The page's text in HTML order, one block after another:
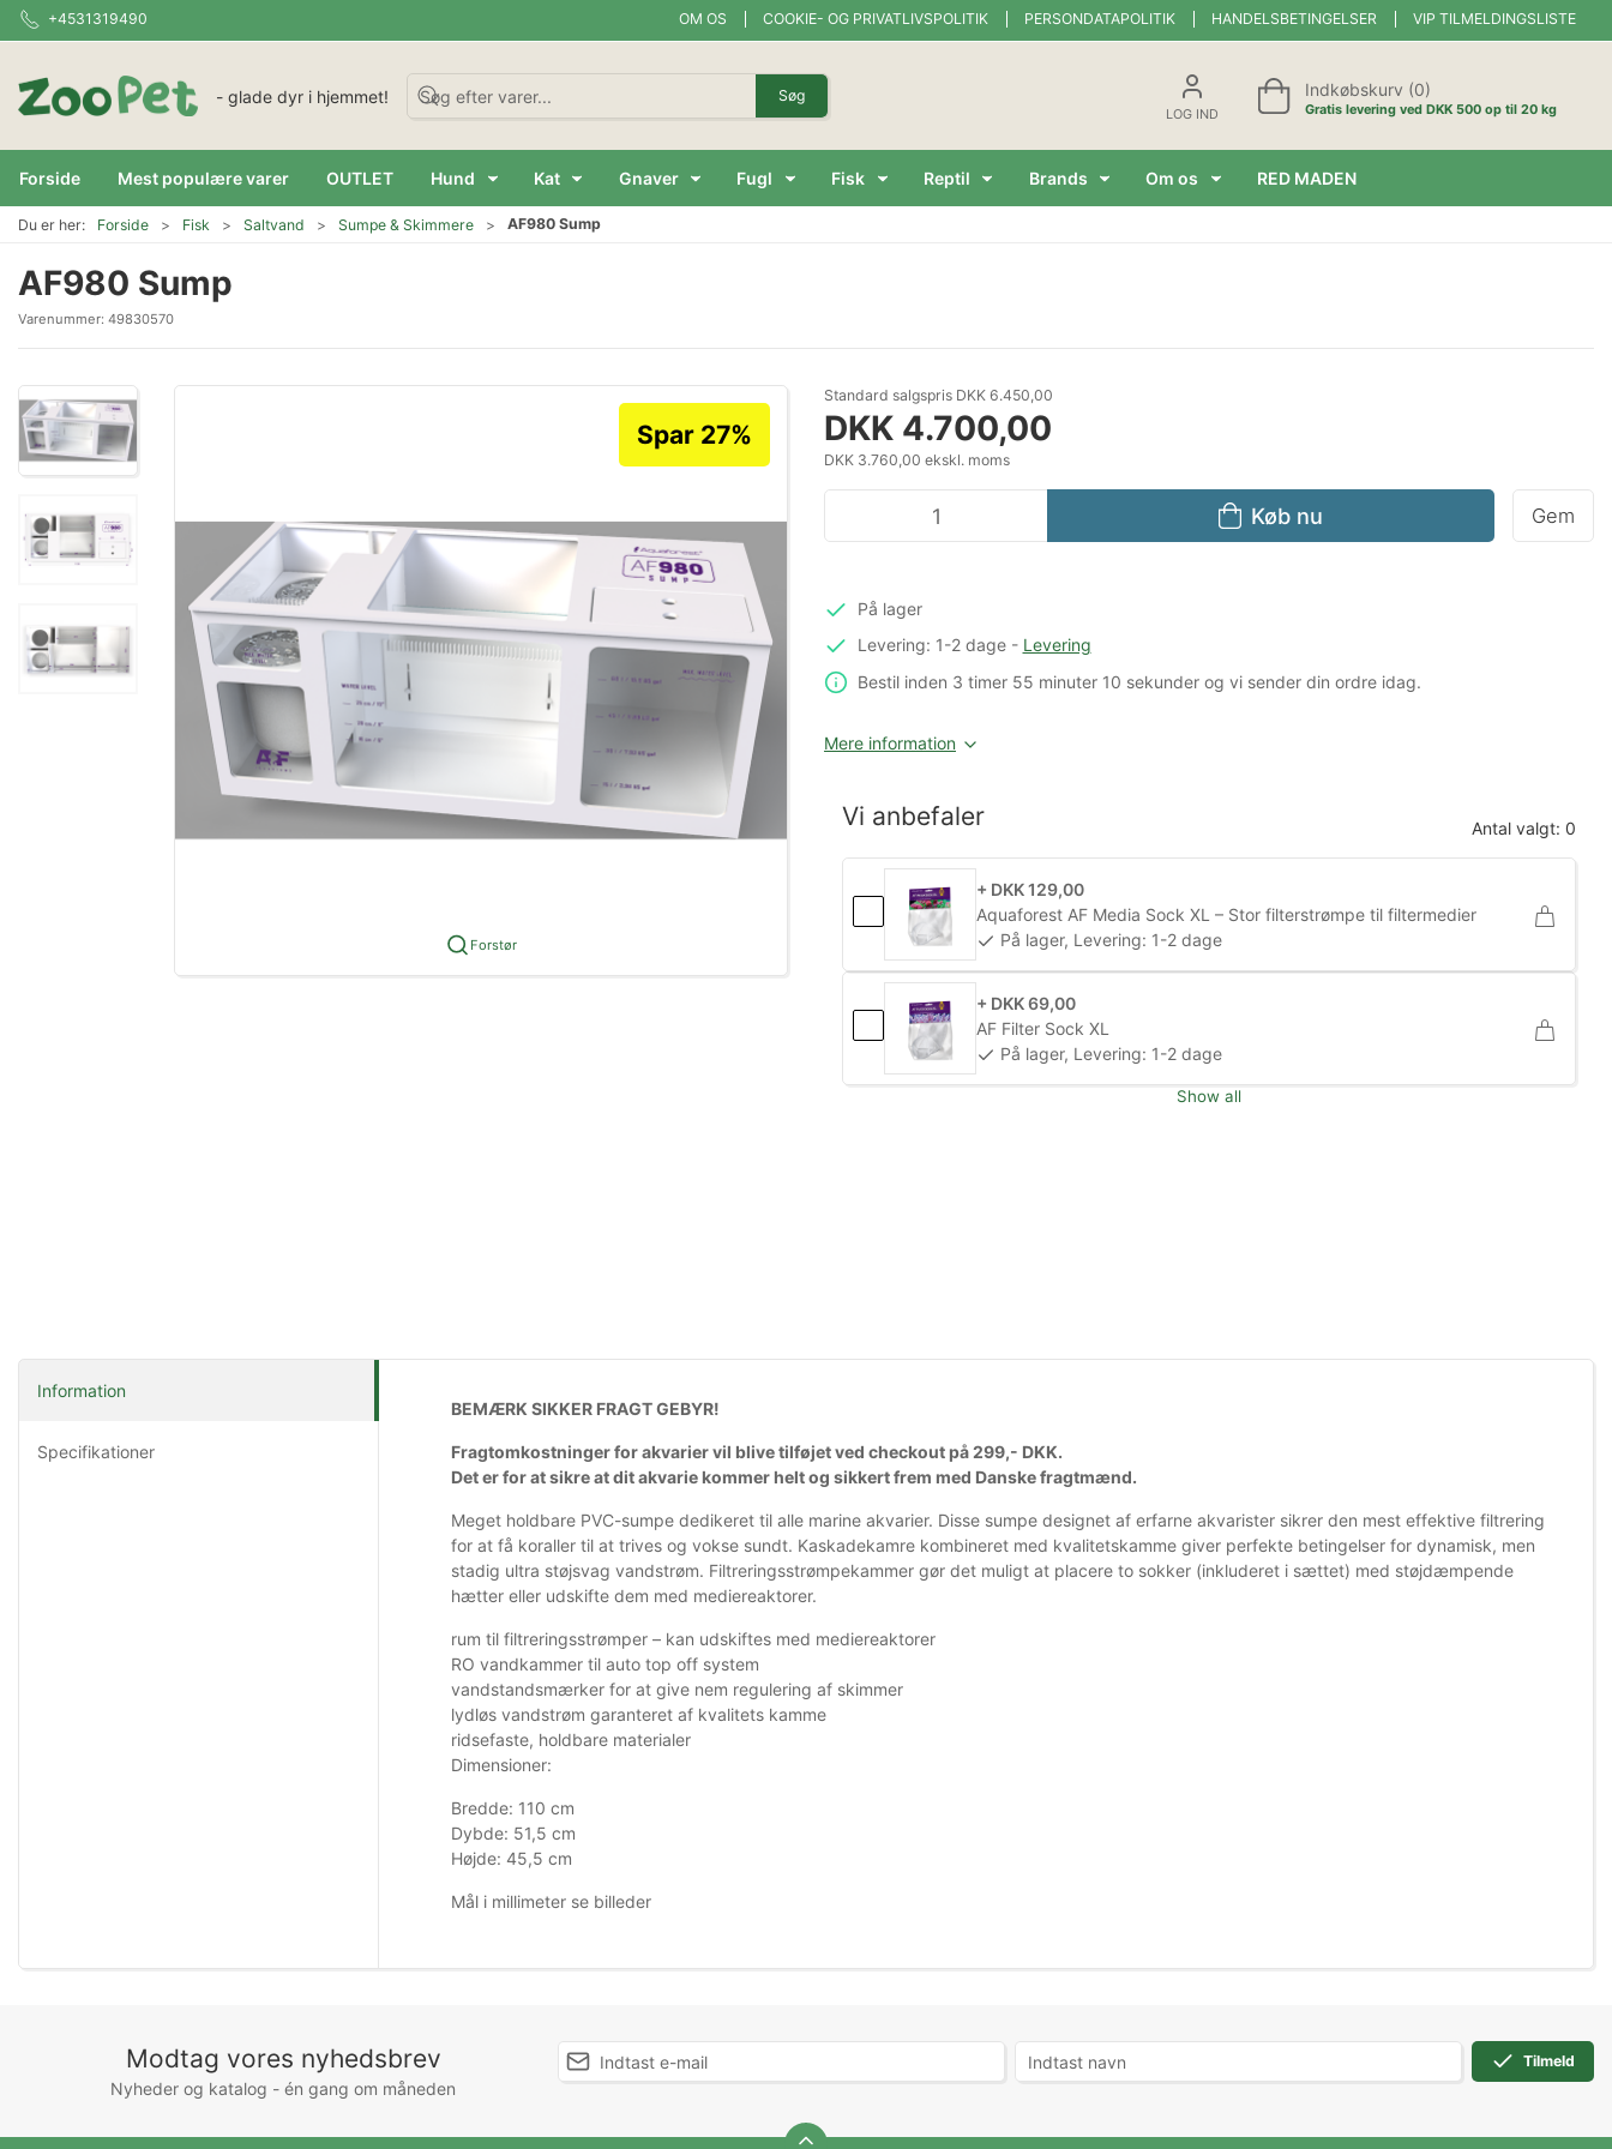
+4531319490 OM OS COOKIE- OG PRIVATLIVSPOLITIK PERSONDATAPOLITIK HANDELSBETINGELSER VIP TILMELDINGSLISTE
- glade dyr i hjemmet! Søg
LOG IND
Indkøbskurv (0)
Gratis levering ved DKK 500 op til 20 kg
Forside Mest populære varer OUTLET Hund Kat Gnaver Fugl Fisk Reptil Brands Om os RED MADEN
Du er her: Forside Fisk Saltvand Sumpe & Skimmere AF980 Sump
AF980 Sump
Varenummer: 49830570
Forstør
Spar 27%
Standard salgspris DKK 6.450,00
DKK 4.700,00
DKK 3.760,00 ekskl. moms
Køb nu Gem
På lager
Levering: 1-2 dage- Levering
Bestil inden 3 timer55 minuter9 sekunderog vi sender din ordre idag.
Mere information
Vi anbefaler Antal valgt: 0
+ DKK 129,00
Aquaforest AF Media Sock XL – Stor filterstrømpe til filtermedier
På lager, Levering: 1-2 dage
+ DKK 69,00
AF Filter Sock XL
På lager, Levering: 1-2 dage
Show all
Information
Specifikationer
BEMÆRK SIKKER FRAGT GEBYR!
Fragtomkostninger for akvarier vil blive tilføjet ved checkout på 299,- DKK.
Det er for at sikre at dit akvarie kommer helt og sikkert frem med Danske fragtmænd.
Meget holdbare PVC-sumpe dedikeret til alle marine akvarier. Disse sumpe designet af erfarne akvarister sikrer den mest effektive filtrering
for at få koraller til at trives og vokse sundt. Kaskadekamre kombineret med kvalitetskamme giver perfekte betingelser for dynamisk, men
stadig ultra støjsvag vandstrøm. Filtreringsstrømpekammer gør det muligt at placere to sokker (inkluderet i sættet) med støjdæmpende
hætter eller udskifte dem med mediereaktorer.
rum til filtreringsstrømper – kan udskiftes med mediereaktorer
RO vandkammer til auto top off system
vandstandsmærker for at give nem regulering af skimmer
lydløs vandstrøm garanteret af kvalitets kamme
ridsefaste, holdbare materialer
Dimensioner:
Bredde: 110 cm
Dybde: 51,5 cm
Højde: 45,5 cm
Mål i millimeter se billeder
Modtag vores nyhedsbrev
Nyheder og katalog - én gang om måneden
Tilmeld